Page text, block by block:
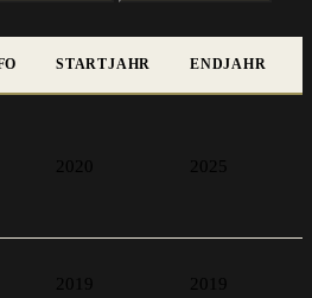
STARTJAHR ENDJAHR
2020 2025
2019 2019